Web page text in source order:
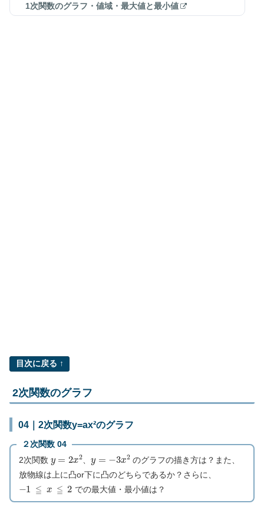
1次関数のグラフ・値域・最大値と最小値
目次に戻る ↑
2次関数のグラフ
04｜2次関数y=ax²のグラフ
２次関数 04
2次関数
x2 、 x2
のグラフの描き方は？また、
放物線は上に凸or下に凸のどちらであるか？さらに、
1 2 での最大値・最小値は？